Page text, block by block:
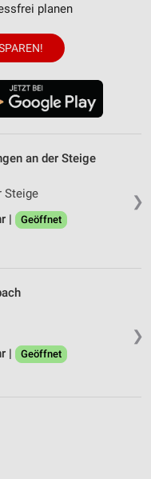
planen
❯
an der Steige
Steige
|
Geöffnet
❯
|
Geöffnet